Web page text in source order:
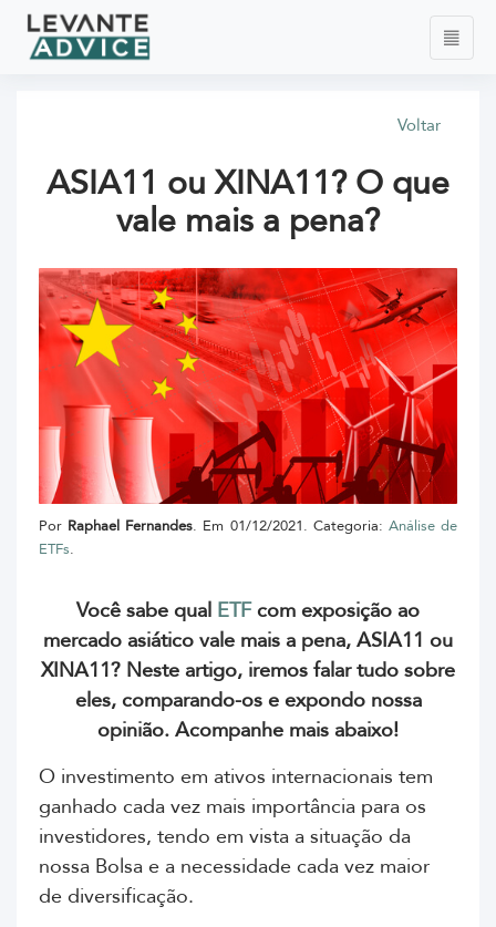
Voltar
ASIA11 ou XINA11? O que
vale mais a pena?
Por Raphael Fernandes. Em 01/12/2021. Categoria: Análise de
ETFs.
Você sabe qual ETFcom exposição ao
mercado asiático vale mais a pena, ASIA11 ou
XINA11? Neste artigo, iremos falar tudo sobre
eles, comparando-os e expondo nossa
opinião. Acompanhe mais abaixo!
O investimento em ativos internacionais tem
ganhado cada vez mais importância para os
investidores, tendo em vista a situação da
nossa Bolsa e a necessidade cada vez maior
de diversificação.